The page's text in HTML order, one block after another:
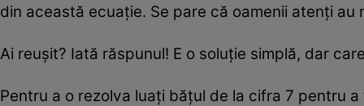
din această ecuație. Se pare că oamenii atenți
Ai reușit? Iată răspunul! E o soluție simplă, dar
Pentru a o rezolva luați bățul de la cifra 7 pentru